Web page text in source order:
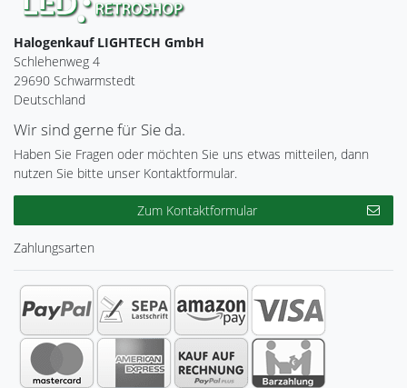
Halogenkauf LIGHTECH GmbH
Schlehenweg 4
29690 Schwarmstedt
Deutschland
Wir sind gerne für Sie da.
Haben Sie Fragen oder möchten Sie uns etwas mitteilen, dann
nutzen Sie bitte unser Kontaktformular.
Zum Kontaktformular
Zahlungsarten